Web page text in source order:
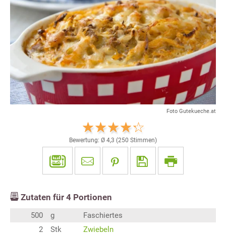
Foto Gutekueche.at
Bewertung: Ø 4,3 (250 Stimmen)
Zutaten für 4 Portionen
500 g
Faschiertes
2
Stk
Zwiebeln